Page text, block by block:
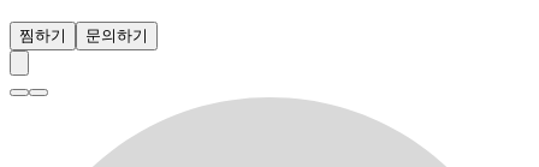
찜하기 문의하기